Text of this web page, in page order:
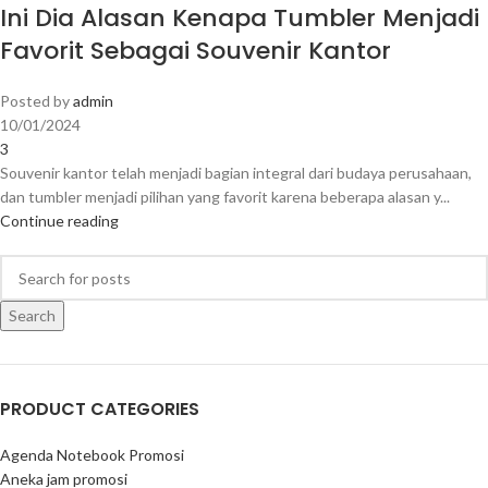
Ini Dia Alasan Kenapa Tumbler Menjadi
Favorit Sebagai Souvenir Kantor
Posted byadmin
10/01/2024
3
Souvenir kantor telah menjadi bagian integral dari budaya perusahaan,
dan tumbler menjadi pilihan yang favorit karena beberapa alasan y...
Continue reading
Search
PRODUCT CATEGORIES
Agenda Notebook Promosi
Aneka jam promosi